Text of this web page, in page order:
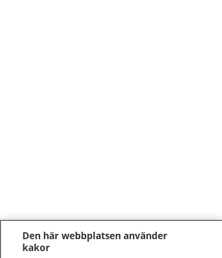
Den här webbplatsen använder
kakor